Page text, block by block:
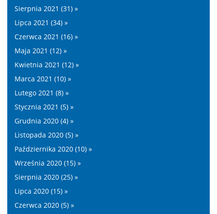
Sierpnia 2021 (31) »
Lipca 2021 (34) »
Czerwca 2021 (16) »
Maja 2021 (12) »
Kwietnia 2021 (12) »
Marca 2021 (10) »
Lutego 2021 (8) »
Stycznia 2021 (5) »
Grudnia 2020 (4) »
Listopada 2020 (5) »
Października 2020 (10) »
Września 2020 (15) »
Sierpnia 2020 (25) »
Lipca 2020 (15) »
Czerwca 2020 (5) »